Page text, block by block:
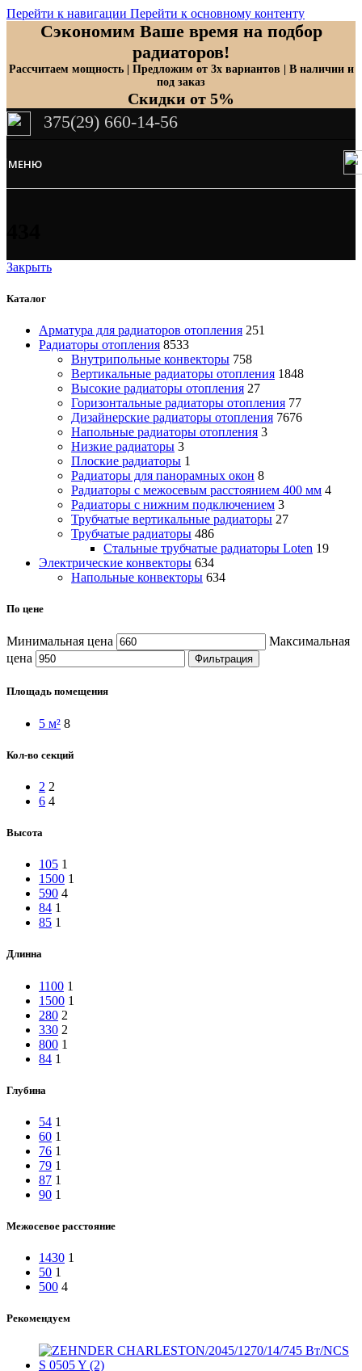
Перейти к навигации Перейти к основному контенту
Сэкономим Ваше время на подбор
радиаторов!
Рассчитаем мощность | Предложим от 3х вариантов | В наличии и
под заказ
Скидки от 5%
375(29) 660-14-56
МЕНЮ
Закрыть
Каталог
Арматура для радиаторов отопления 251
Радиаторы отопления 8533
Внутрипольные конвекторы 758
Вертикальные радиаторы отопления 1848
Высокие радиаторы отопления 27
Горизонтальные радиаторы отопления 77
Дизайнерские радиаторы отопления 7676
Напольные радиаторы отопления 3
Низкие радиаторы 3
Плоские радиаторы 1
Радиаторы для панорамных окон 8
Радиаторы с межосевым расстоянием 400 мм 4
Радиаторы с нижним подключением 3
Трубчатые вертикальные радиаторы 27
Трубчатые радиаторы 486
Cтальные трубчатые радиаторы Loten 19
Электрические конвекторы 634
Напольные конвекторы 634
По цене
Минимальная цена
Максимальная
цена
Фильтрация
Площадь помещения
5 м² 8
Кол-во секций
2 2
6 4
Высота
105 1
1500 1
590 4
84 1
85 1
Длинна
1100 1
1500 1
280 2
330 2
800 1
84 1
Глубина
54 1
60 1
76 1
79 1
87 1
90 1
Межосевое расстояние
1430 1
50 1
500 4
Рекомендуем